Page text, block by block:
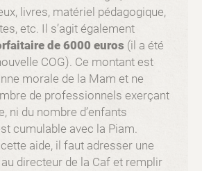
livres, matériel pédagogique,
etc. Il s’agit également
de 6000 euros (il a été
COG). Ce montant est
morale de la Mam et ne
de professionnels exerçant
ni du nombre d’enfants
cumulable avec la Piam.
aide, il faut adresser une
directeur de la Caf et remplir